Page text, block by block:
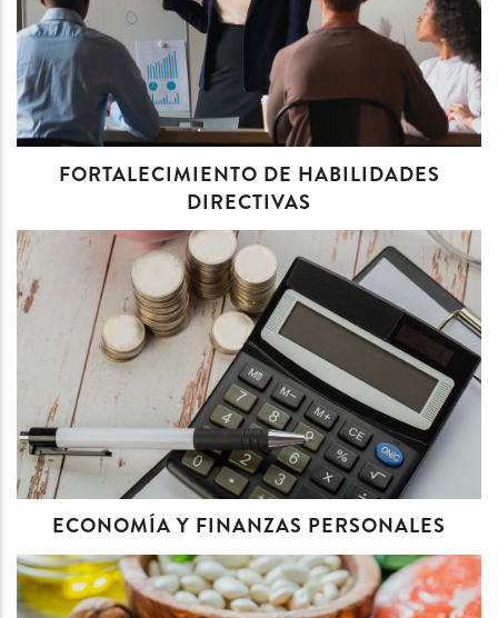
FORTALECIMIENTO DE HABILIDADES
DIRECTIVAS
ECONOMÍA Y FINANZAS PERSONALES